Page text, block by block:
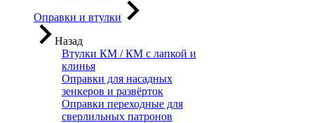
Оправки и втулки
Назад
Втулки КМ / КМ с лапкой и
клинья
Оправки для насадных
зенкеров и развёрток
Оправки переходные для
сверлильных патронов